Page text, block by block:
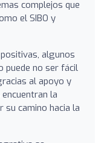
complejos que
el SIBO y
algunos
puede no ser fácil
al apoyo y
la
su camino hacia la